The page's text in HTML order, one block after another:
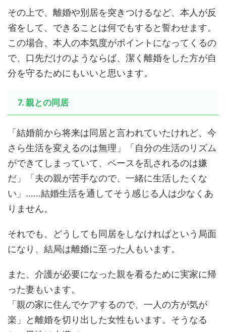
その上で、離婚や別居を突きつけるなど、本人が反
省をして、できることは何でもすると誓わせます。
この場合、本人の本気度がポイントになってくるの
で、口先だけのようならば、潔く離婚をした方が自
分を守るためにもいいと思います。
7. 親との同居
「結婚前から将来は同居と言われていたけれど、今
さら生活を変えるのは無理」「自分の生活のリズム
ができてしまっていて、ペースを乱されるのは嫌
だ」「夫の親が苦手なので、一緒に生活したくな
い」……結婚生活を通してそう感じる人は少なくあ
りません。
それでも、どうしても同居をしなければという局面
になり、結局は離婚に至った人もいます。
また、介護が必要になった親を看るために実家に帰
った妻もいます。
「親の家に住んでケアするので、一人の方が気が
楽」と離婚を切り出した女性もいます。そうなる